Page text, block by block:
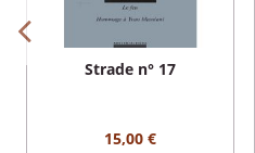
Strade n° 17
15,00 €